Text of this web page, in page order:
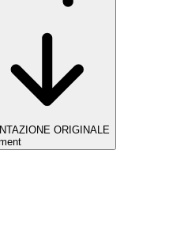
ORIGINALE